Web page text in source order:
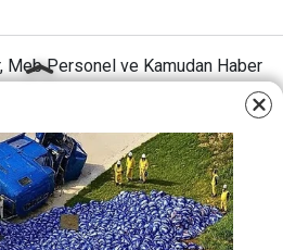
Meb Personel ve Kamudan Haber
İletişim
Gizlilik İlkeleri
– Öğretmen Haberleri